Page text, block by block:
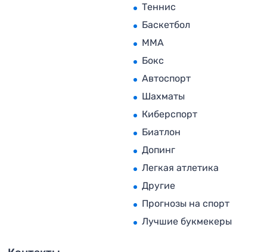
Теннис
Баскетбол
MMA
Бокс
Автоспорт
Шахматы
Киберспорт
Биатлон
Допинг
Легкая атлетика
Другие
Прогнозы на спорт
Лучшие букмекеры